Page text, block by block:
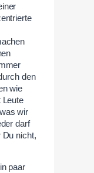
den
wie
Leute
wir
darf
Du nicht,
paar